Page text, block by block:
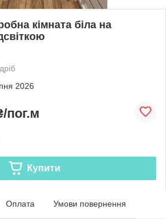
кімната біла на
2026
пог.м
Купити
Оплата Умови повернення